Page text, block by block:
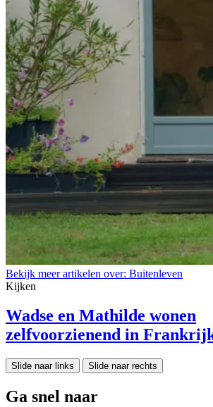
Bekijk meer artikelen over: Buitenleven
Kijken
Wadse en Mathilde wonen
zelfvoorzienend in
Slide naar links Slide naar rechts
Ga snel naar